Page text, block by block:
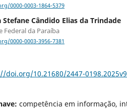
0000-0003-1864-5379
Stefane Cândido Elias da Trindade
Federal da Paraíba
0000-0003-3956-7381
doi.org/10.21680/2447-
competência em informação,